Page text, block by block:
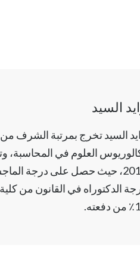
السيد
العلوم في المحاسبة،
2010، حيث حصل على درجة
الدكتوراه في القانون من